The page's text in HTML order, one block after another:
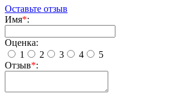
Оставьте отзыв
Имя*:
Оценка:
1
2 3 4
5
Отзыв*: